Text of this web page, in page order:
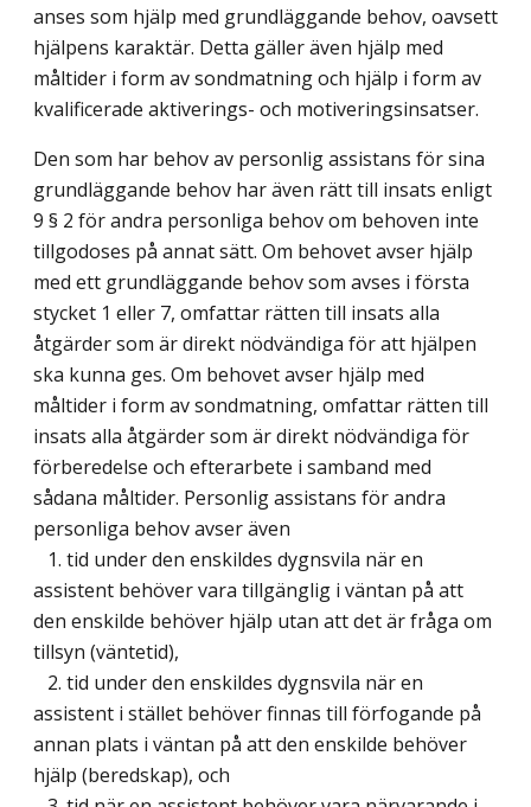
anses som hjälp med grundläggande behov, oavsett
hjälpens karaktär. Detta gäller även hjälp med
måltider i form av sondmatning och hjälp i form av
kvalificerade aktiverings- och motiveringsinsatser.
Den som har behov av personlig assistans för sina
grundläggande behov har även rätt till insats enligt
9 § 2 för andra personliga behov om behoven inte
tillgodoses på annat sätt. Om behovet avser hjälp
med ett grundläggande behov som avses i första
stycket 1 eller 7, omfattar rätten till insats alla
åtgärder som är direkt nödvändiga för att hjälpen
ska kunna ges. Om behovet avser hjälp med
måltider i form av sondmatning, omfattar rätten till
insats alla åtgärder som är direkt nödvändiga för
förberedelse och efterarbete i samband med
sådana måltider. Personlig assistans för andra
personliga behov avser även
1. tid under den enskildes dygnsvila när en
assistent behöver vara tillgänglig i väntan på att
den enskilde behöver hjälp utan att det är fråga om
tillsyn (väntetid),
2. tid under den enskildes dygnsvila när en
assistent i stället behöver finnas till förfogande på
annan plats i väntan på att den enskilde behöver
hjälp (beredskap), och